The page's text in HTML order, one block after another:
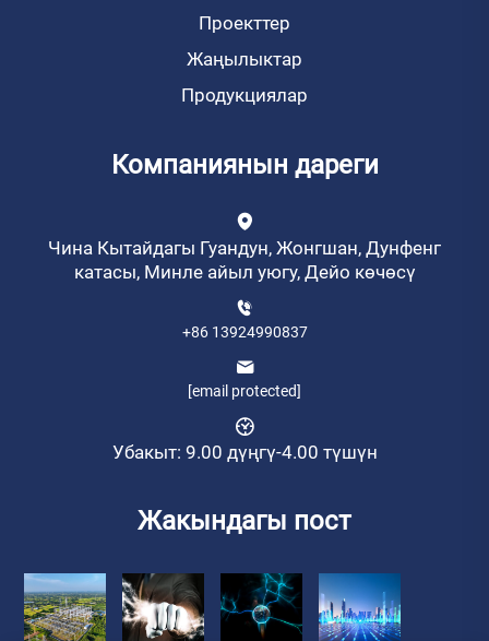
Проекттер
Жаңылыктар
Продукциялар
Компаниянын дареги
Чина Кытайдагы Гуандун, Жонгшан, Дунфенг
катасы, Минле айыл уюгу, Дейо көчөсү
+86 13924990837
[email protected]
Убакыт: 9.00 дүңгү-4.00 түшүн
Жакындагы пост